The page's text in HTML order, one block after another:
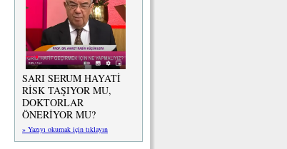
SARI SERUM HAYATİ
RİSK TAŞIYOR MU,
DOKTORLAR
ÖNERİYOR MU?
» Yazıyı okumak için tıklayın